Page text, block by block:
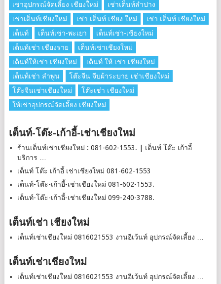
เช่าอุปกรณ์จัดเลี้ยง เชียงใหม่
เช่าเต็นท์ลำปาง
เช่าเต็นท์เชียงใหม่
เช่า เต็นท์ เชียง ใหม่
เช่า เต็นท์ เชียงใหม่
เต็นท์
เต็นท์เช่า-พะเยา
เต็นท์เช่า-เชียงใหม่
เต็นท์เช่า เชียงราย
เต็นท์เช่าเชียงใหม่
เต็นท์ให้เช่า เชียงใหม่
เต็นท์ ให้ เช่า เชียงใหม่
เต็นท์่เช่า ลำพูน
โต๊ะจีน จีบผ้าระบาย เช่าเชียงใหม่
โต๊ะจีนเช่าเชียงใหม่
โต๊ะเช่า เชียงใหม่
ให้เช่าอุปกรณ์จัดเลี้ยง เชียงใหม่
เต็นท์-โต๊ะ-เก้าอี้-เช่าเชียงใหม่
ร้านเต็นท์เช่าเชียงใหม่ : 081-602-1553. | เต็นท์ โต๊ะ เก้าอี้
บริการ …
เต็นท์ โต๊ะ เก้าอี้ เช่าเชียงใหม่ 081-602-1553
เต็นท์-โต๊ะ-เก้าอี้-เช่าเชียงใหม่ 081-602-1553.
เต็นท์-โต๊ะ-เก้าอี้-เช่าเชียงใหม่ 099-240-3788.
เต็นท์เช่า เชียงใหม่
เต็นท์เช่าเชียงใหม่ 0816021553 งานอีเว้นท์ อุปกรณ์จัดเลี้ยง …
เต็นท์เช่าเชียงใหม่
เต็นท์เช่าเชียงใหม่ 0816021553 งานอีเว้นท์ อุปกรณ์จัดเลี้ยง …